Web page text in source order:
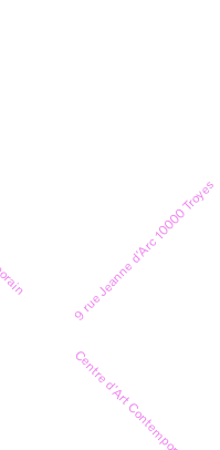
9 rue Jeanne d’Arc 10000 Troyes
Centre d’Art Contemporain